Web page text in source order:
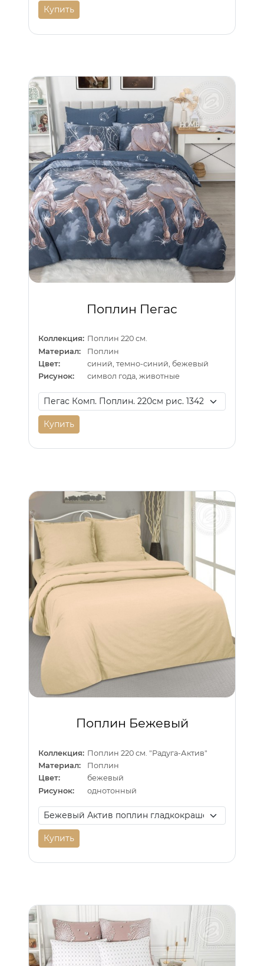
Купить
Поплин Пегас
Коллекция: Поплин 220 см.
Материал:
Поплин
Цвет:
синий, темно-синий, бежевый
Рисунок:
символ года, животные
Купить
Поплин Бежевый
Коллекция: Поплин 220 см. "Радуга-Актив"
Материал:
Поплин
Цвет:
бежевый
Рисунок:
однотонный
Купить